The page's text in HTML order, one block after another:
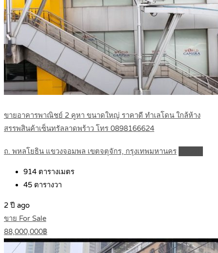
ขายอาคารพาณิชย์ 2 คูหา ขนาดใหญ่ ราคาดี ทำเลโดน ใกล้ห้าง
สรรพสินค้าเซ็นทรัลลาดพร้าว โทร 0898166624
ถ. พหลโยธิน แขวงจอมพล เขตจตุจักร, กรุงเทพมหานคร
914 ตารางเมตร
45 ตารางวา
2 ปี ago
ขาย For Sale
88,000,000฿